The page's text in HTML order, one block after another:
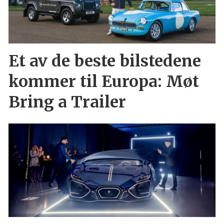
Et av de beste bilstedene
kommer til Europa: Møt
Bring a Trailer